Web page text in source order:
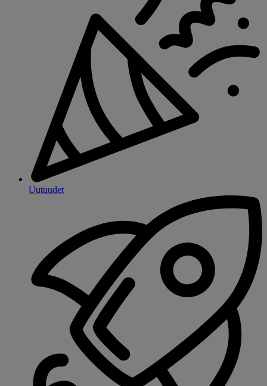
Uutuudet